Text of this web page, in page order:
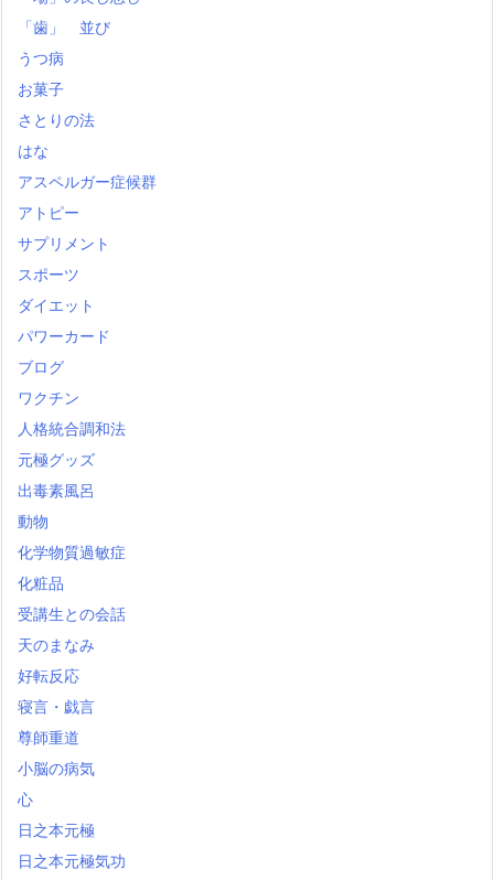
「歯」 並び
うつ病
お菓子
さとりの法
はな
アスペルガー症候群
アトピー
サプリメント
スポーツ
ダイエット
パワーカード
ブログ
ワクチン
人格統合調和法
元極グッズ
出毒素風呂
動物
化学物質過敏症
化粧品
受講生との会話
天のまなみ
好転反応
寝言・戯言
尊師重道
小脳の病気
心
日之本元極
日之本元極気功